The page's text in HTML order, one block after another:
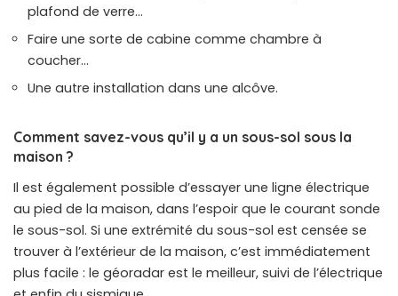
plafond de verre…
Faire une sorte de cabine comme chambre à
coucher…
Une autre installation dans une alcôve.
Comment savez-vous qu’il y a un sous-sol sous la
maison ?
Il est également possible d’essayer une ligne électrique
au pied de la maison, dans l’espoir que le courant sonde
le sous-sol. Si une extrémité du sous-sol est censée se
trouver à l’extérieur de la maison, c’est immédiatement
plus facile : le géoradar est le meilleur, suivi de l’électrique